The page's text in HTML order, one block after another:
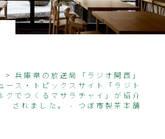
>兵庫県の放送局「ラジオ関西」
ース・トピックスサイト「ラジト
クでつくるマサラチャイ」が紹介
されました。 - つぼ市製茶本舗